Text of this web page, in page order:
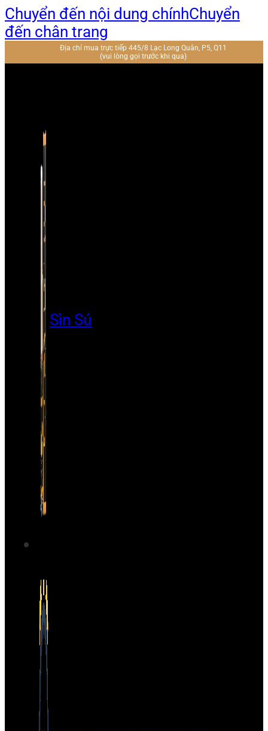
Chuyển đến nội dung chínhChuyển
đến chân trang
Địa chỉ mua trực tiếp 445/8 Lạc Long Quân, P5, Q11
(vui lòng gọi trước khi qua)
Sìn Sú